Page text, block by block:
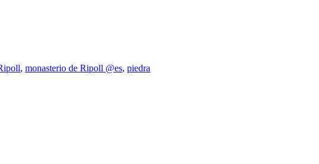
, monasterio de Ripoll @es, piedra